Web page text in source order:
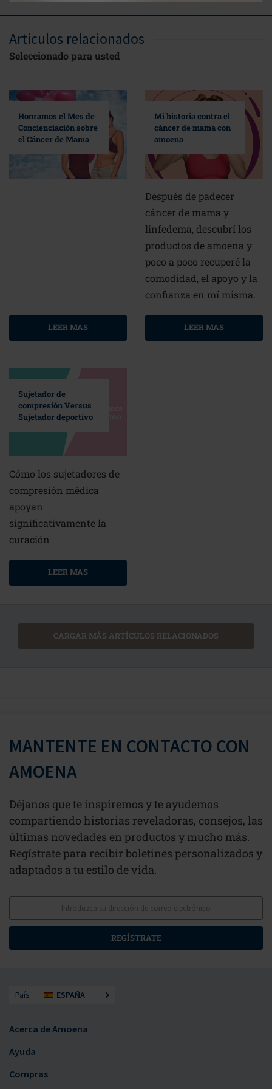
Articulos relacionados
Seleccionado para usted
Honramos el Mes de
Concienciación sobre
el Cáncer de Mama
LEER MAS
Mi historia contra el
cáncer de mama con
amoena
Después de padecer
cáncer de mama y
linfedema, descubrí los
productos de amoena y
poco a poco recuperé la
comodidad, el apoyo y la
confianza en mí misma.
LEER MAS
Sujetador de
compresión Versus
Sujetador deportivo
Cómo los sujetadores de
compresión médica
apoyan
significativamente la
curación
LEER MAS
CARGAR MÁS ARTÍCULOS RELACIONADOS
MANTENTE EN CONTACTO CON
AMOENA
Déjanos que te inspiremos y te ayudemos
compartiendo historias reveladoras, consejos, las
últimas novedades en productos y mucho más.
Regístrate para recibir boletines personalizados y
adaptados a tu estilo de vida.
REGÍSTRATE
País ESPAÑA
Acerca de Amoena
Ayuda
Compras